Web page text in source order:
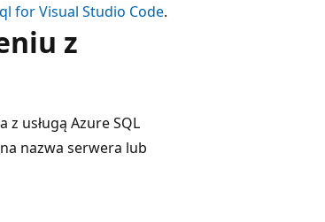
for Visual Studio Code.
z
usługą Azure SQL
nazwa serwera lub